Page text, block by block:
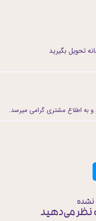
تحویل بگیرید
و به اطلاع مشتری گرامی میرسد.
نشده
نظر می‌دهید